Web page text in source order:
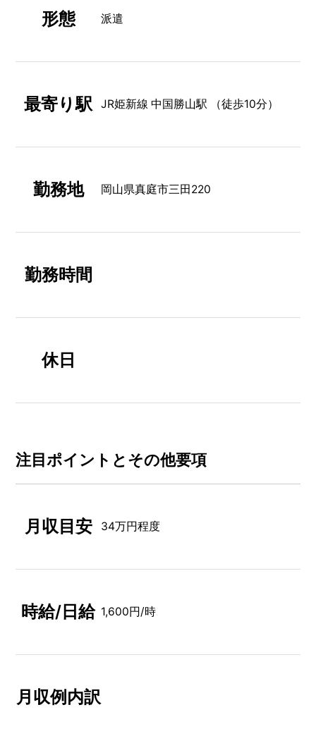
形態 派遣
最寄り駅 JR姫新線 中国勝山駅 （徒歩10分）
勤務地 岡山県真庭市三田220
勤務時間
休日
注⽬ポイントとその他要項
月収目安 34万円程度
時給/日給 1,600円/時
月収例内訳